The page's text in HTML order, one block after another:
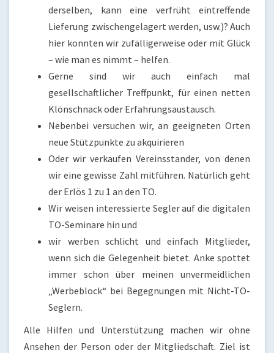
derselben, kann eine verfrüht eintreffende
Lieferung zwischengelagert werden, usw.)? Auch
hier konnten wir zufälligerweise oder mit Glück
– wie man es nimmt – helfen.
Gerne sind wir auch einfach mal
gesellschaftlicher Treffpunkt, für einen netten
Klönschnack oder Erfahrungsaustausch.
Nebenbei versuchen wir, an geeigneten Orten
neue Stützpunkte zu akquirieren
Oder wir verkaufen Vereinsstander, von denen
wir eine gewisse Zahl mitführen. Natürlich geht
der Erlös 1 zu 1 an den TO.
Wir weisen interessierte Segler auf die digitalen
TO-Seminare hin und
wir werben schlicht und einfach Mitglieder,
wenn sich die Gelegenheit bietet. Anke spottet
immer schon über meinen unvermeidlichen
„Werbeblock“ bei Begegnungen mit Nicht-TO-
Seglern.
Alle Hilfen und Unterstützung machen wir ohne
Ansehen der Person oder der Mitgliedschaft. Ziel ist